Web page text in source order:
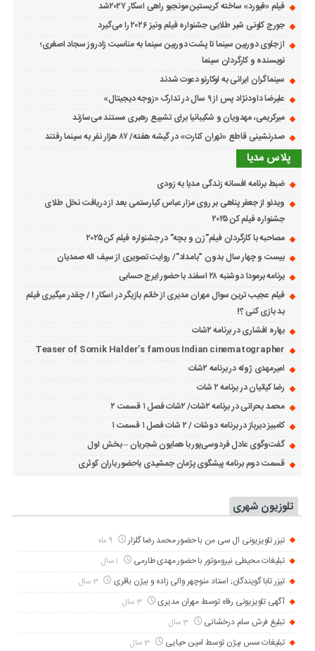
فیلم «فیورد» ساخته کریستین مونجیو راهی اسکار ۲۰۲۷شد
جورج کلونی شیر طلایی جشنواره فیلم ونیز ۲۰۲۶ را می‌گیرد
از جلوی دوربین سینما تا پشت دوربین سینما به مناسبت زادروز سجاد اصغری؛
نویسنده و کارگردان سینما
سینماگران ایرانی به لوکارنو دعوت شدند
علیرضا داودنژاد پس از ۹ سال در تدارک «زوجه دیجیتال»
میرکریمی، مهدویان و شکیبانیا برای تشییع رهبری مستند می‌سازند
صدرنشینی قاطع «تهران کنارت» در گیشه هفته/ ۸۷ هزار نفر به سینما رفتند
پلاس مدیا
ضبط برنامه افسانه زندگی مدیا به زودی
ویدئو از جعفر پناهی بر روی مزار عباس کیارستمی بعد از دریافت نخل طلای
جشنواره فیلم کن ۲۰۲۵
مصاحبه با کارگردان فیلم”زن و بچه” در جشنواره فیلم کن ۲۰۲۵
بیست و چهار سال بدون “بامداد”/ روایت تصویری از سیف اله صمدیان
برنامه برمودا دوشنبه ۲۸ اسفند با حضور ایرج حسابی
فیلم عجیب ترین سوال مهران مدیری از خانم بازیگر در اسکار ! / چقدر میگیری فیلم
بد بازی کنی ؟!
بهاره افشاری در برنامه ۲شات
Teaser of Somik Halder’s famous Indian cinematographer
امیرمهدی ژوله در برنامه ۲شات
رضا کیانیان در برنامه ۲ شات
محمد بحرانی در برنامه ۲شات/ ۲شات فصل ۱ قسمت ۲
کامبیز دیرباز در برنامه دوشات / ۲ شات فصل ۱ قسمت ۱
گفت‌وگوی عادل فردوسی‌پور با همایون شجریان – بخش اول
قسمت دوم برنامه پیشگوی پژمان جمشیدی باحضور باران کوثری
تلوزیون شهری
تیزر تلویزیونی ال سی من با حضور محمد رضا گلزار 9 ماه
تبلیغات محیطی نیروموتور با حضور مهدی طارمی
تیزر تابا گویندگان; استاد منوچهر والی زاده و بیژن باقری 3 سال
آگهی تلویزیونی رفاه توسط مهران مدیری 3 سال
تبلیغ فرش سام درخشانی 3 سال
تبلیغات سس بیژن توسط امین حیایی 3 سال